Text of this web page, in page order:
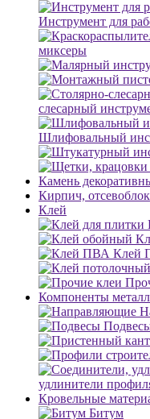
Инструмент для
миксеры
слесарный
Шлифовальный
Камень
Кирпич, отсевоблок
Клей
Клей
Компоненты
удлинители
Кровельные
Битум